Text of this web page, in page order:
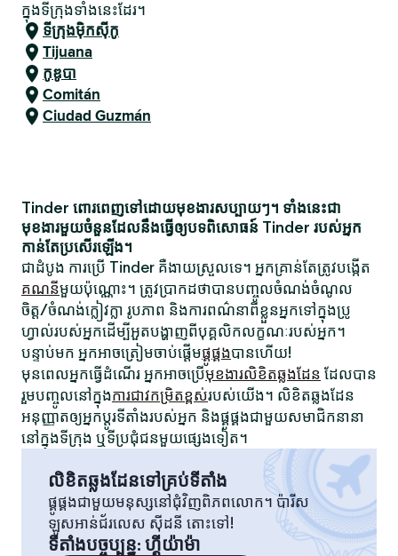
ក្នុងទីក្រុងទាំងនេះដែរ។
ទីក្រុងម៉ិកស៊ីកូ
Tijuana
កូឌូបា
Comitán
Ciudad Guzmán
Tinder ពោរពេញទៅដោយមុខងារសប្បាយៗ។ ទាំងនេះជា
មុខងារមួយចំនួនដែលនឹងធ្វើឲ្យបទពិសោធន៍ Tinder របស់អ្នក
កាន់តែប្រសើរឡើង។
ជាដំបូង ការប្រើ Tinder គឺងាយស្រួលទេ។ អ្នកគ្រាន់តែត្រូវបង្កើត
គណនីមួយប៉ុណ្ណោះ។ ត្រូវប្រាកដថាបានបញ្ចូលចំណង់ចំណូល
ចិត្ត/ចំណង់ក្លៀវក្លា រូបភាព និងការពណ៌នាពីខ្លួនអ្នកទៅក្នុងប្រូ
ហ្វាល់របស់អ្នកដើម្បីអួតបង្ហាញពីបុគ្គលិកលក្ខណៈរបស់អ្នក។
បន្ទាប់មក អ្នកអាចត្រៀមចាប់ផ្តើមផ្គូផ្គងបានហើយ!
មុនពេលអ្នកធ្វើដំណើរ អ្នកអាចប្រើមុខងារលិខិតឆ្លងដែន ដែលបាន
រួមបញ្ចូលនៅក្នុងការជាវកម្រិតខ្ពស់របស់យើង។ លិខិតឆ្លងដែន
អនុញ្ញាតឲ្យអ្នកប្តូរទីតាំងរបស់អ្នក និងផ្គូផ្គងជាមួយសមាជិកនានា
នៅក្នុងទីក្រុង ឬទីប្រជុំជនមួយផ្សេងទៀត។
លិខិតឆ្លងដែនទៅគ្រប់ទីតាំង
ផ្គូផ្គងជាមួយមនុស្សនៅជុំវិញពិភពលោក។ ប៉ារីស
ឡូសអាន់ជ័រលេស ស៊ីដនី តោះទៅ!
ទីតាំងបច្ចុប្បន្ន: ហ្គីយ៉ាម៉ា